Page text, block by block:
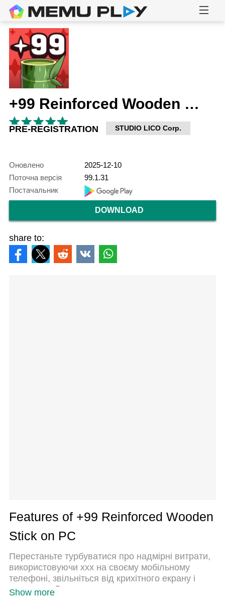
+99 Reinforced Wooden Stick
PRE-REGISTRATION STUDIO LICO Corp.
Оновлено
2025-12-10
Поточна версія
99.1.31
Постачальник
DOWNLOAD
share to:
Features of +99 Reinforced Wooden
Stick on PC
Перестаньте турбуватися про надмірні витрати,
використовуючи ххх на своєму мобільному
телефоні, звільніться від крихітного екрану і
насолоджуйтеся використанням програми на
Show more